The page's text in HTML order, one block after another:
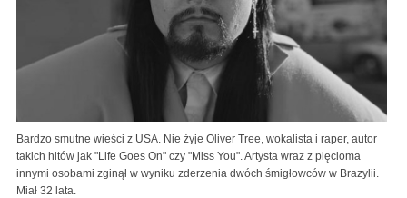
Bardzo smutne wieści z USA. Nie żyje Oliver Tree, wokalista i raper, autor
takich hitów jak "Life Goes On" czy "Miss You". Artysta wraz z pięcioma
innymi osobami zginął w wyniku zderzenia dwóch śmigłowców w Brazylii.
Miał 32 lata.